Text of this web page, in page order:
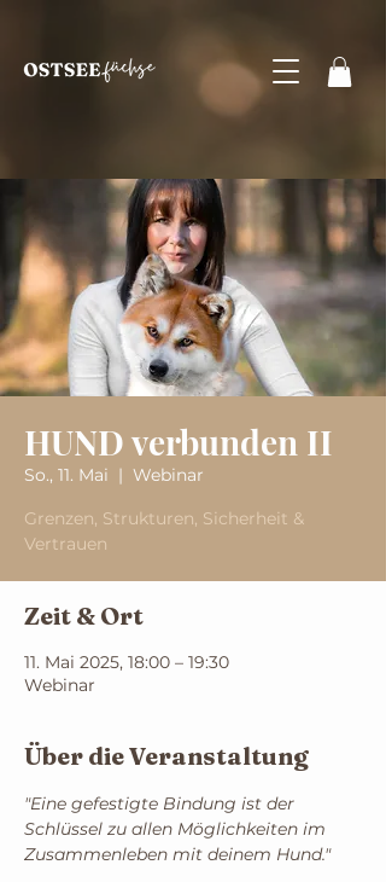
HUND verbunden II
So., 11. Mai
  |
Webinar
Grenzen, Strukturen, Sicherheit &
Vertrauen
Zeit & Ort
11. Mai 2025, 18:00 – 19:30
Webinar
Über die Veranstaltung
"Eine gefestigte Bindung ist der
Schlüssel zu allen Möglichkeiten im
Zusammenleben mit deinem Hund."